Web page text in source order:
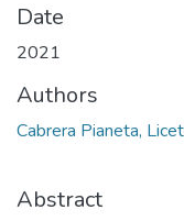
Date
2021
Authors
Cabrera Pianeta,
Abstract